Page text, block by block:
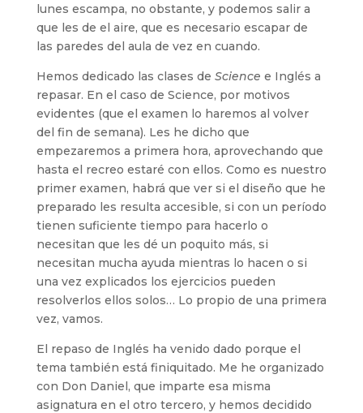
lunes escampa, no obstante, y podemos salir a
que les de el aire, que es necesario escapar de
las paredes del aula de vez en cuando.
Hemos dedicado las clases de Science e Inglés a
repasar. En el caso de Science, por motivos
evidentes (que el examen lo haremos al volver
del fin de semana). Les he dicho que
empezaremos a primera hora, aprovechando que
hasta el recreo estaré con ellos. Como es nuestro
primer examen, habrá que ver si el diseño que he
preparado les resulta accesible, si con un período
tienen suficiente tiempo para hacerlo o
necesitan que les dé un poquito más, si
necesitan mucha ayuda mientras lo hacen o si
una vez explicados los ejercicios pueden
resolverlos ellos solos… Lo propio de una primera
vez, vamos.
El repaso de Inglés ha venido dado porque el
tema también está finiquitado. Me he organizado
con Don Daniel, que imparte esa misma
asignatura en el otro tercero, y hemos decidido